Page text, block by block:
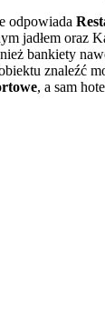
odpowiada
jadłem oraz
bankiety
znaleźć
, a sam